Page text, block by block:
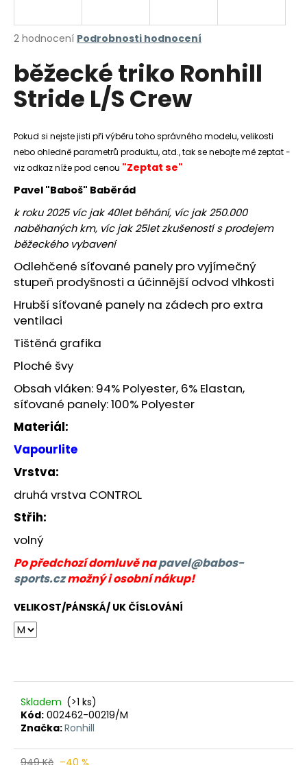
Průměrné
produktu
je
5,0
z
2 hodnocení Podrobnosti hodnocení
běžecké triko Ronhill
Stride L/S Crew
Pokud si nejste jisti při výběru toho správného modelu, velikosti
nebo ohledně parametrů produktu, atd., tak se nebojte mě zeptat -
viz odkaz níže pod cenou "Zeptat se"
Pavel "Baboš" Baběrád
k roku 2025 víc jak 40let běhání, víc jak 250.000
naběhaných km, víc jak 25let zkušeností s prodejem
běžeckého vybavení
Odlehčené síťované panely pro vyjímečný
stupeň prodyšnosti a účinnější odvod vlhkosti
Hrubší síťované panely na zádech pro extra
ventilaci
Tištěná grafika
Ploché švy
Obsah vláken: 94% Polyester, 6% Elastan,
síťované panely: 100% Polyester
Materiál:
Vapourlite
Vrstva:
druhá vrstva CONTROL
Střih:
volný
Po předchozí domluvě napavel@babos-
sports.czmožný i osobní nákup!
VELIKOST/PÁNSKÁ/ UK ČÍSLOVÁNÍ
Skladem (>1 ks)
Kód: 002462-00219/M
Značka:Ronhill
949 Kč –40 %
j
t
?
HLEDAT
D
o
p
o
r
č
u
j
m
e
BĚŽECKÁ
JOMA
6000
2
499
Kč
Původně:
3
000
Kč